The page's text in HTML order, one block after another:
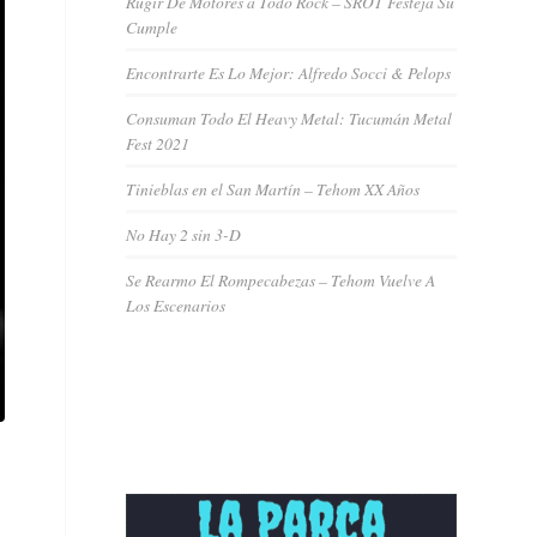
Cumple
Encontrarte Es Lo Mejor: Alfredo Socci & Pelops
Consuman Todo El Heavy Metal: Tucumán Metal
Fest 2021
Tinieblas en el San Martín – Tehom XX Años
No Hay 2 sin 3-D
Se Rearmo El Rompecabezas – Tehom Vuelve A
Los Escenarios